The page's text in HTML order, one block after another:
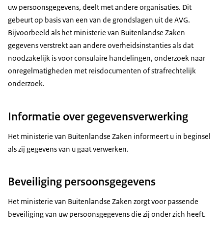
uw persoonsgegevens, deelt met andere organisaties. Dit
gebeurt op basis van een van de grondslagen uit de AVG.
Bijvoorbeeld als het ministerie van Buitenlandse Zaken
gegevens verstrekt aan andere overheidsinstanties als dat
noodzakelijk is voor consulaire handelingen, onderzoek naar
onregelmatigheden met reisdocumenten of strafrechtelijk
onderzoek.
Informatie over gegevensverwerking
Het ministerie van Buitenlandse Zaken informeert u in beginsel
als zij gegevens van u gaat verwerken.
Beveiliging persoonsgegevens
Het ministerie van Buitenlandse Zaken zorgt voor passende
beveiliging van uw persoonsgegevens die zij onder zich heeft.